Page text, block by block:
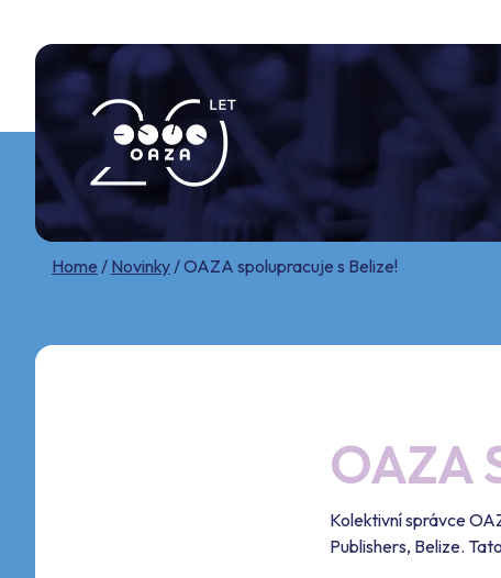
content
Home / Novinky/OAZA spolupracuje s Belize!
OAZA
Kolektivní správce
Publishers, Belize.